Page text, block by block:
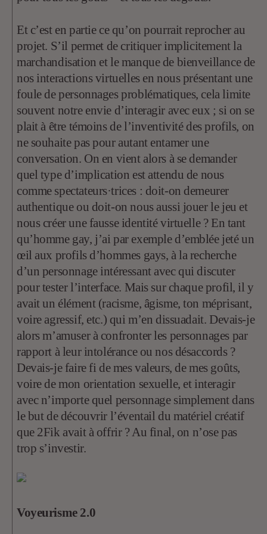
Et c’est en partie ce qu’on pourrait reprocher au
projet. S’il permet de critiquer implicitement la
marchandisation et le manque de bienveillance de
nos interactions virtuelles en nous présentant une
foule de personnages problématiques, cela limite
souvent notre envie d’interagir avec eux ; si on se
plait à être témoins de l’inventivité des profils, on
ne souhaite pas pour autant entamer une
conversation. On en vient alors à se demander
quel type d’implication est attendu de nous
comme spectateurs·trices : doit-on demeurer
authentique ou doit-on nous aussi jouer le jeu et
nous créer une fausse identité virtuelle ? En tant
qu’homme gay, j’ai par exemple d’emblée jeté un
œil aux profils d’hommes gays, à la recherche
d’un personnage intéressant avec qui discuter
pour tester l’interface. Mais sur chaque profil, il y
avait un élément (racisme, âgisme, ton méprisant,
voire agressif, etc.) qui m’en dissuadait. Devais-je
alors m’amuser à confronter les personnages par
rapport à leur intolérance ou nos désaccords ?
Devais-je faire fi de mes valeurs, de mes goûts,
voire de mon orientation sexuelle, et interagir
avec n’importe quel personnage simplement dans
le but de découvrir l’éventail du matériel créatif
que 2Fik avait à offrir ? Au final, on n’ose pas
trop s’investir.
Voyeurisme 2.0